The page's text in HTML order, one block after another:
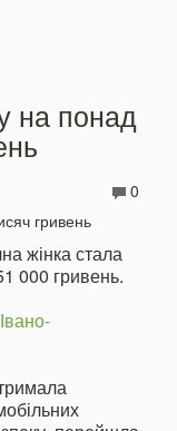
на понад
0
жінка стала
000 гривень.